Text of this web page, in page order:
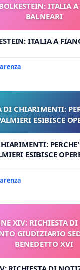
ITALIA
BALNEARI
ITALIA A
DI CHIARIMENTI:
ESIBISCE
ESIBISCE
XIV: RICHIESTA
GIUDIZIARIO
BENEDETTO XVI